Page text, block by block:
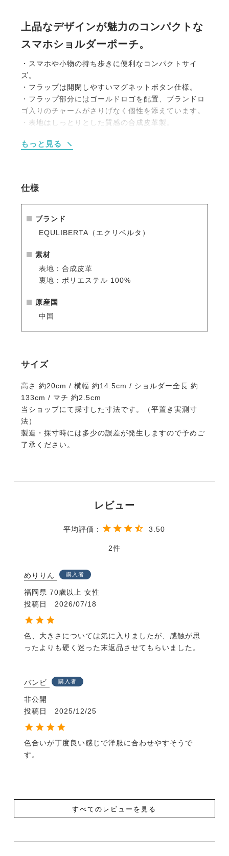
上品なデザインが魅力のコンパクトな
スマホショルダーポーチ。
・スマホや小物の持ち歩きに便利なコンパクトサイ
ズ。
・フラップは開閉しやすいマグネットボタン仕様。
・フラップ部分にはゴールドロゴを配置、ブランドロ
ゴ入りのチャームがさりげなく個性を添えています。
・表地はしっとりとした質感の合成皮革製。
自在。
もない絶妙な色合いがおしゃれなトープカラー。
・普段使いから旅行まで、幅広いシーンで活躍。
もっと見る
仕様
ブランド
EQULIBERTA（エクリベルタ）
素材
表地：合成皮革
裏地：ポリエステル 100%
原産国
中国
サイズ
高さ 約20cm / 横幅 約14.5cm / ショルダー全長 約
133cm / マチ 約2.5cm
当ショップにて採寸した寸法です。（平置き実測寸
法）
製造・採寸時には多少の誤差が発生しますので予めご
了承ください。
3.50
2
めりりん 購入者
福岡県 70歳以上 女性
投稿日
2026/07/18
色、大きさについては気に入りましたが、感触が思
ったよりも硬く迷った末返品させてもらいました。
バンビ 購入者
非公開
投稿日
2025/12/25
色合いが丁度良い感じで洋服に合わせやすそうで
す。
すべてのレビューを見る